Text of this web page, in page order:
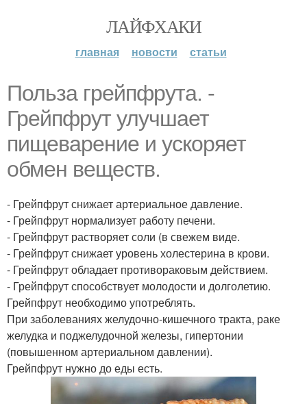
ЛАЙФХАКИ
главная новости статьи
Польза грейпфрута. -
Грейпфрут улучшает
пищеварение и ускоряет
обмен веществ.
- Грейпфрут снижает артериальное давление.
- Грейпфрут нормализует работу печени.
- Грейпфрут растворяет соли (в свежем виде.
- Грейпфрут снижает уровень холестерина в крови.
- Грейпфрут обладает противораковым действием.
- Грейпфрут способствует молодости и долголетию.
Грейпфрут необходимо употреблять.
При заболеваниях желудочно-кишечного тракта, раке
желудка и поджелудочной железы, гипертонии
(повышенном артериальном давлении).
Грейпфрут нужно до еды есть.